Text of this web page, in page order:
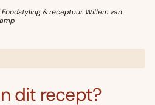
& receptuur: Willem van
dit recept?